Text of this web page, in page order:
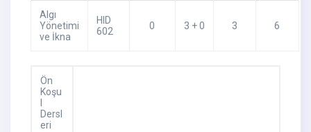
Algı
Yönetimi
ve İkna
HID
602
0 3 + 0 3 6
Ön
Koşu
Dersl
eri